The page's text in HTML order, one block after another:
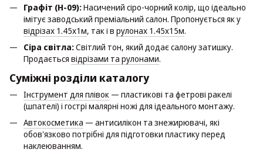
Графіт (H-09):Насичений сіро-чорний колір, що ідеально
імітує заводський преміальний салон. Пропонується як у
відрізах 1.45х1м, так і в рулонах 1.45х15м.
Сіра світла:Світлий тон, який додає салону затишку.
Продається відрізами та рулонами.
Суміжні розділи каталогу
Інструмент для плівок — пластикові та фетрові ракелі
(шпателі) і гострі малярні ножі для ідеального монтажу.
Автокосметика — антисилікон та знежирювачі, які
обов'язково потрібні для підготовки пластику перед
наклеюванням.